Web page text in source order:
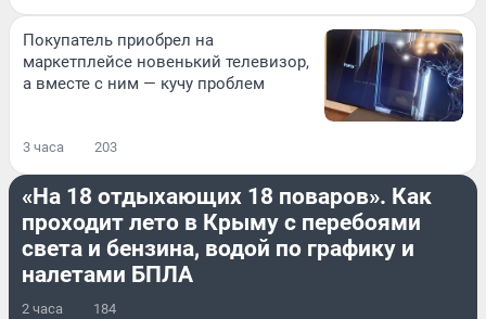
Покупатель приобрел на
маркетплейсе новенький телевизор,
а вместе с ним — кучу проблем
3 часа 203
«На 18 отдыхающих 18 поваров». Как
проходит лето в Крыму с перебоями
света и бензина, водой по графику и
налетами БПЛА
2 часа 184